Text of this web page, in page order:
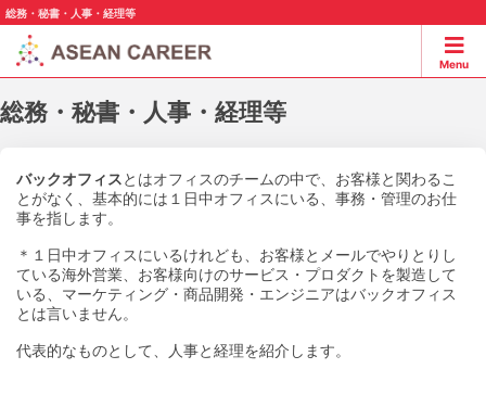
総務・秘書・人事・経理等
Menu
総務・秘書・人事・経理等
バックオフィスとはオフィスのチームの中で、お客様と関わるこ
とがなく、基本的には１日中オフィスにいる、事務・管理のお仕
事を指します。
＊１日中オフィスにいるけれども、お客様とメールでやりとりし
ている海外営業、お客様向けのサービス・プロダクトを製造して
いる、マーケティング・商品開発・エンジニアはバックオフィス
とは言いません。
代表的なものとして、人事と経理を紹介します。